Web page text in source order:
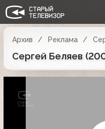
Архив Реклама
Сергей Беляев